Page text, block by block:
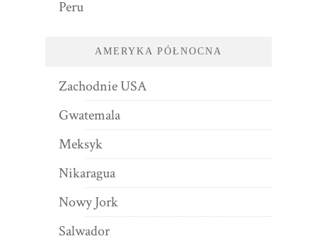
Peru
AMERYKA PÓŁNOCNA
Zachodnie USA
Gwatemala
Meksyk
Nikaragua
Nowy Jork
Salwador